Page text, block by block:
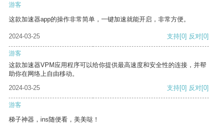
游客
这款加速器app的操作非常简单，一键加速就能开启，非常方便。
2024-03-25 支持[0] 反对[0]
游客
这款加速器VPM应用程序可以给你提供最高速度和安全性的连接，并帮
助你在网络上自由移动。
2024-03-25
支持[0] 反对[0]
游客
梯子神器，ins随便看，美美哒！